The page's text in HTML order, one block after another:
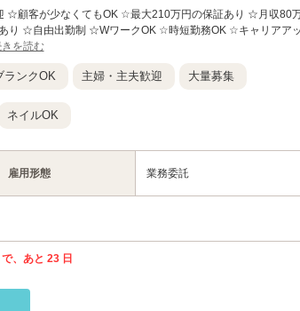
☆顧客が少なくてもOK ☆最大210万円の保証あり ☆月収80
り ☆自由出勤制 ☆WワークOK ☆時短勤務OK ☆キャリアア
を読む
ランクOK 主婦・主夫歓迎 大量募集
ネイルOK
雇用形態 業務委託
、あと 23 日